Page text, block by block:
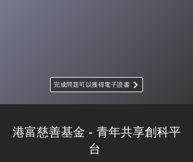
完成問題可以獲得電子證書
港富慈善基金 - 青年共享創科平
台